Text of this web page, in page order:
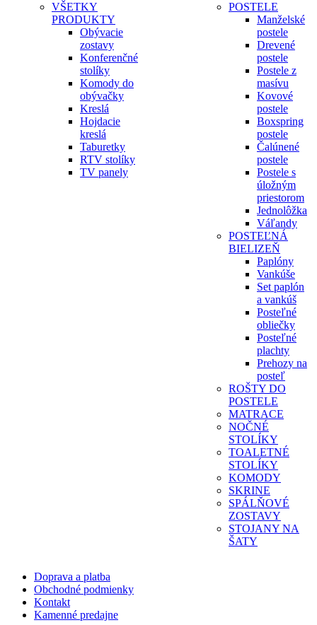
VŠETKY
PRODUKTY
Obývacie
zostavy
Konferenčné
stolíky
Komody do
obývačky
Kreslá
Hojdacie
kreslá
Taburetky
RTV stolíky
TV panely
POSTELE
Manželské
postele
Drevené
postele
Postele z
masívu
Kovové
postele
Boxspring
postele
Čalúnené
postele
Postele s
úložným
priestorom
Jednolôžka
Váľandy
POSTEĽNÁ
BIELIZEŇ
Paplóny
Vankúše
Set paplón
a vankúš
Posteľné
obliečky
Posteľné
plachty
Prehozy na
posteľ
ROŠTY DO
POSTELE
MATRACE
NOČNÉ
STOLÍKY
TOALETNÉ
STOLÍKY
KOMODY
SKRINE
SPÁLŇOVÉ
ZOSTAVY
STOJANY NA
ŠATY
Doprava a platba
Obchodné podmienky
Kontakt
Kamenné predajne